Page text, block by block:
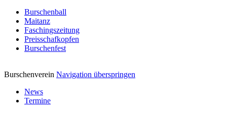
Burschenball
Maitanz
Faschingszeitung
Preisschafkopfen
Burschenfest
Burschenverein Navigation überspringen
News
Termine